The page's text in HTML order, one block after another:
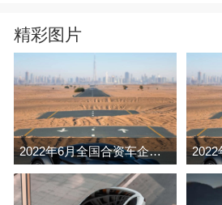
精彩图片
2022年6月全国合资车企销量排行榜完整版